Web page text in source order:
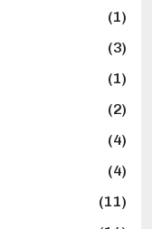
(1)
(3)
(1)
(2)
(4)
(4)
(11)